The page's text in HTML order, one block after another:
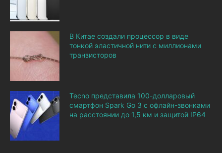
В Китае создали процессор в виде
тонкой эластичной нити с миллионами
транзисторов
Tecno представила 100-долларовый
смартфон Spark Go 3 с офлайн-звонками
на расстоянии до 1,5 км и защитой IP64